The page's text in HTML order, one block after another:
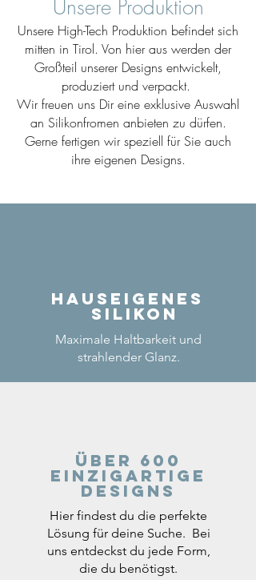
Unsere Produktion
Unsere High-Tech Produktion befindet sich
mitten in Tirol. Von hier aus werden der
Großteil unserer Designs entwickelt,
produziert und verpackt.
Wir freuen uns Dir eine exklusive Auswahl
an Silikonfromen anbieten zu dürfen.
Gerne fertigen wir speziell für Sie auch
ihre eigenen Designs.
Hauseigenes
Silikon
Maximale Haltbarkeit und
strahlender Glanz.
Über 600
einzigartige
Designs
Hier findest du die perfekte
Lösung für deine Suche. Bei
uns entdeckst du jede Form,
die du benötigst.